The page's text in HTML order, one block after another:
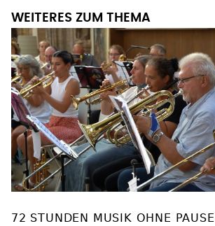
WEITERES ZUM THEMA
72 STUNDEN MUSIK OHNE PAUSE